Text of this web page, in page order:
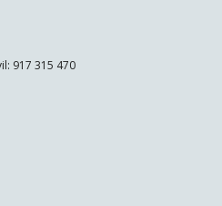
917 315 470